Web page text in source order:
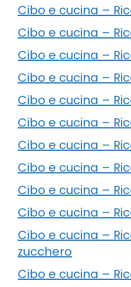
Cibo e cucina –
Cibo e cucina –
Cibo e cucina –
Cibo e cucina –
Cibo e cucina –
Cibo e cucina –
Cibo e cucina –
Cibo e cucina –
Cibo e cucina –
Cibo e cucina –
Cibo e cucina –
zucchero
Cibo e cucina –